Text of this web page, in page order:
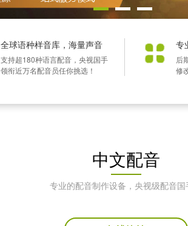
全球语种样音库，海量声音
支持超180种语言配音，央视国手
领衔近万名配音员任你挑选！
专
后
修
中文配音
专业的配音制作设备，央视级配音国